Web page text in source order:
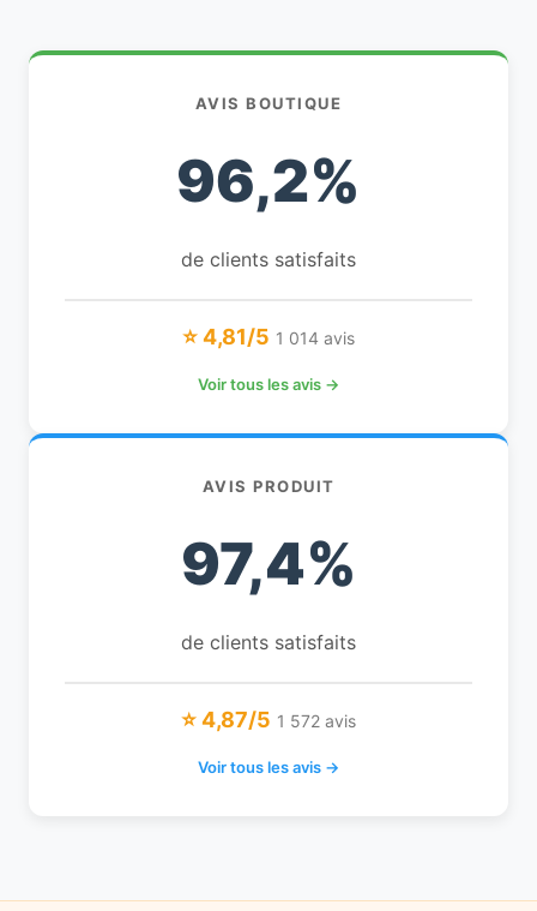
AVIS BOUTIQUE
96,2%
de clients satisfaits
⭐ 4,81/5 1 014 avis
Voir tous les avis →
AVIS PRODUIT
97,4%
de clients satisfaits
⭐ 4,87/5 1 572 avis
Voir tous les avis →